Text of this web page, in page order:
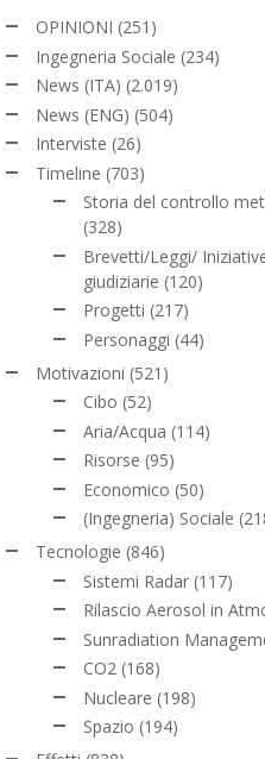
OPINIONI (251)
Ingegneria Sociale (234)
News (ITA) (2.019)
News (ENG) (504)
Interviste (26)
Timeline (703)
Storia del controllo
(328)
Brevetti/Leggi/
giudiziarie (120)
Progetti (217)
Personaggi (44)
Motivazioni (521)
Cibo (52)
Aria/Acqua (114)
Risorse (95)
Economico (50)
(Ingegneria) Sociale
Tecnologie (846)
Sistemi Radar (117)
Rilascio Aerosol in
Sunradiation
CO2 (168)
Nucleare (198)
Spazio (194)